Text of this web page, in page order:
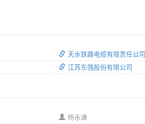
天水铁路电缆有限责任公司
江苏东强股份有限公司
杨永谦